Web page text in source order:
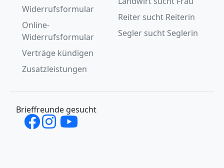
Widerrufsformular
Online-
Widerrufsformular
Verträge kündigen
Zusatzleistungen
Reiter sucht Reiterin
Segler sucht Seglerin
Brieffreunde gesucht